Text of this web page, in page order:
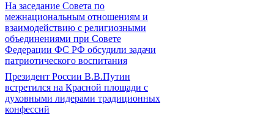
На заседание Совета по
межнациональным отношениям и
взаимодействию с религиозными
объединениями при Совете
Федерации ФС РФ обсудили задачи
патриотического воспитания
Президент России В.В.Путин
встретился на Красной площади с
духовными лидерами традиционных
конфессий